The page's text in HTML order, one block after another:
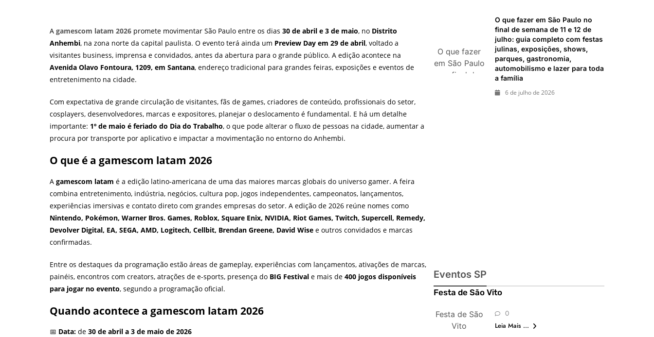
A gamescom latam 2026 promete movimentar São Paulo entre os dias 30 de abril e 3 de maio, no Distrito
Anhembi, na zona norte da capital paulista. O evento terá ainda um Preview Day em 29 de abril, voltado a
visitantes business, imprensa e convidados, antes da abertura para o grande público. A edição acontece na
Avenida Olavo Fontoura, 1209, em Santana, endereço tradicional para grandes feiras, exposições e eventos de
entretenimento na cidade.
Com expectativa de grande circulação de visitantes, fãs de games, criadores de conteúdo, profissionais do setor,
cosplayers, desenvolvedores, marcas e expositores, planejar o deslocamento é fundamental. E há um detalhe
importante: 1º de maio é feriado do Dia do Trabalho, o que pode alterar o fluxo de pessoas na cidade, aumentar a
procura por transporte por aplicativo e impactar a movimentação no entorno do Anhembi.
O que é a gamescom latam 2026
A gamescom latam é a edição latino-americana de uma das maiores marcas globais do universo gamer. A feira
combina entretenimento, indústria, negócios, cultura pop, jogos independentes, campeonatos, lançamentos,
experiências imersivas e contato direto com grandes empresas do setor. A edição de 2026 reúne nomes como
Nintendo, Pokémon, Warner Bros. Games, Roblox, Square Enix, NVIDIA, Riot Games, Twitch, Supercell, Remedy,
Devolver Digital, EA, SEGA, AMD, Logitech, Cellbit, Brendan Greene, David Wise e outros convidados e marcas
confirmadas.
Entre os destaques da programação estão áreas de gameplay, experiências com lançamentos, ativações de marcas,
painéis, encontros com creators, atrações de e-sports, presença do BIG Festival e mais de 400 jogos disponíveis
para jogar no evento, segundo a programação oficial.
Quando acontece a gamescom latam 2026
📅 Data: de 30 de abril a 3 de maio de 2026
exposições e
passeios
O que fazer
em São Paulo
no final de
O que fazer em São Paulo no
final de semana de 11 e 12 de
julho: guia completo com festas
julinas, exposições, shows,
parques, gastronomia,
automobilismo e lazer para toda
a família
6 de julho de 2026
Eventos SP
Festa de São Vito
Festa de São
Vito
0
Leia Mais ...